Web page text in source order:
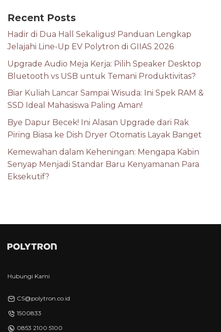
Recent Posts
Hadir di Dua Hall Sekaligus! Panduan Lengkap
Jelajahi Line-Up EV Polytron di GIIAS 2026
Upgrade Audio Meja Kerja: Pilih Speaker Desktop
Bluetooth vs USB untuk Temani Produktivitas?
Biar Kuliah Lancar Sampai Wisuda: Ini Spek RAM &
SSD Ideal Mahasiswa Paling Aman!
Bye Dapur Becek! Ini Alasan Upgrade dari Rak
Piring Biasa ke Dish Dryer Otomatis Layak Banget
Kemewahan dalam Keheningan: Mengapa Kabin
Senyap Menjadi Standar Baru Kenyamanan Para
Eksekutif?
Hubungi Kami
CS@polytron.co.id
1500833
0853 2100 5100